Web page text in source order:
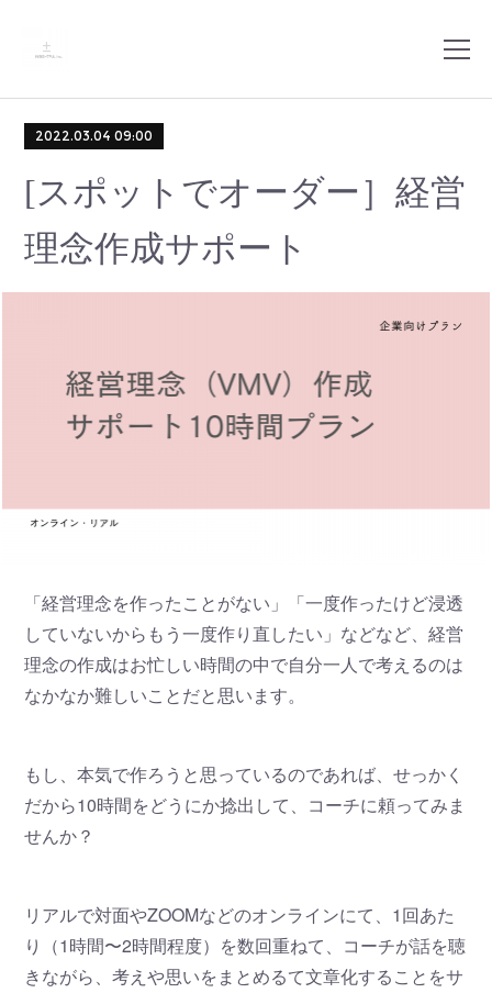
2022.03.04 09:00
[スポットでオーダー］経営
理念作成サポート
「経営理念を作ったことがない」「一度作ったけど浸透
していないからもう一度作り直したい」などなど、経営
理念の作成はお忙しい時間の中で自分一人で考えるのは
なかなか難しいことだと思います。
もし、本気で作ろうと思っているのであれば、せっかく
だから10時間をどうにか捻出して、コーチに頼ってみま
せんか？
リアルで対面やZOOMなどのオンラインにて、1回あた
り（1時間〜2時間程度）を数回重ねて、コーチが話を聴
きながら、考えや思いをまとめるて文章化することをサ